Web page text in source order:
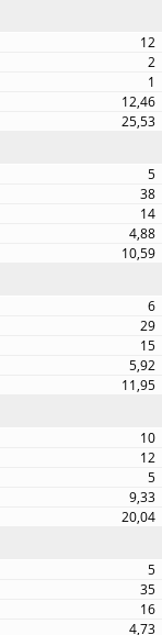
12
2
1
12,46
25,53
5
38
14
4,88
10,59
6
29
15
5,92
11,95
10
12
5
9,33
20,04
5
35
16
4,73